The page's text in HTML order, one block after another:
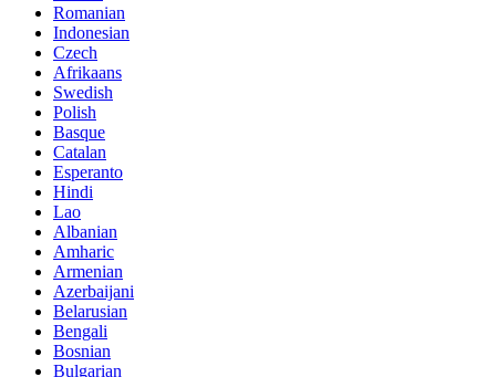
Romanian
Indonesian
Czech
Afrikaans
Swedish
Polish
Basque
Catalan
Esperanto
Hindi
Lao
Albanian
Amharic
Armenian
Azerbaijani
Belarusian
Bengali
Bosnian
Bulgarian